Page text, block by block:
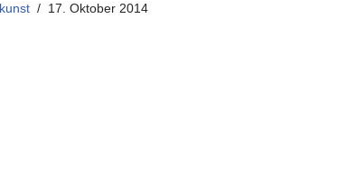
17. Oktober 2014